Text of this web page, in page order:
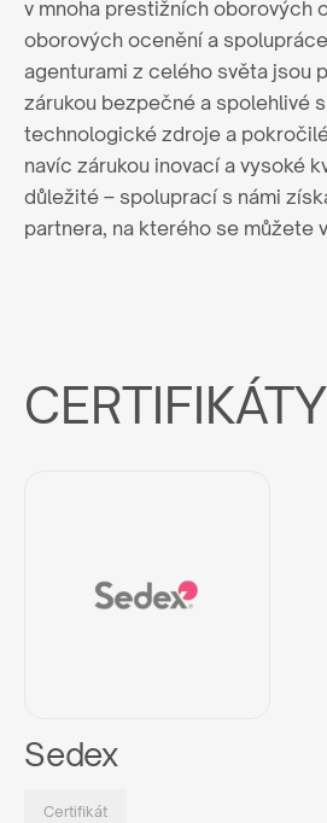
v mnoha prestižních oborových
oborových ocenění a
agenturami z celého světa jsou
zárukou bezpečné a spolehlivé
technologické zdroje a
navíc zárukou inovací a vysoké
důležité – spoluprací s námi
partnera, na kterého se můžete
CERTIFIKÁTY
Sedex
Certifikát